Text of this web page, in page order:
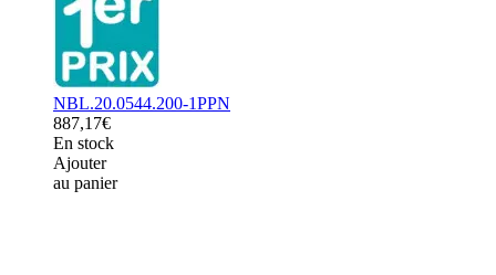
NBL.20.0544.200-1PPN
887,17€
En stock
Ajouter
au panier